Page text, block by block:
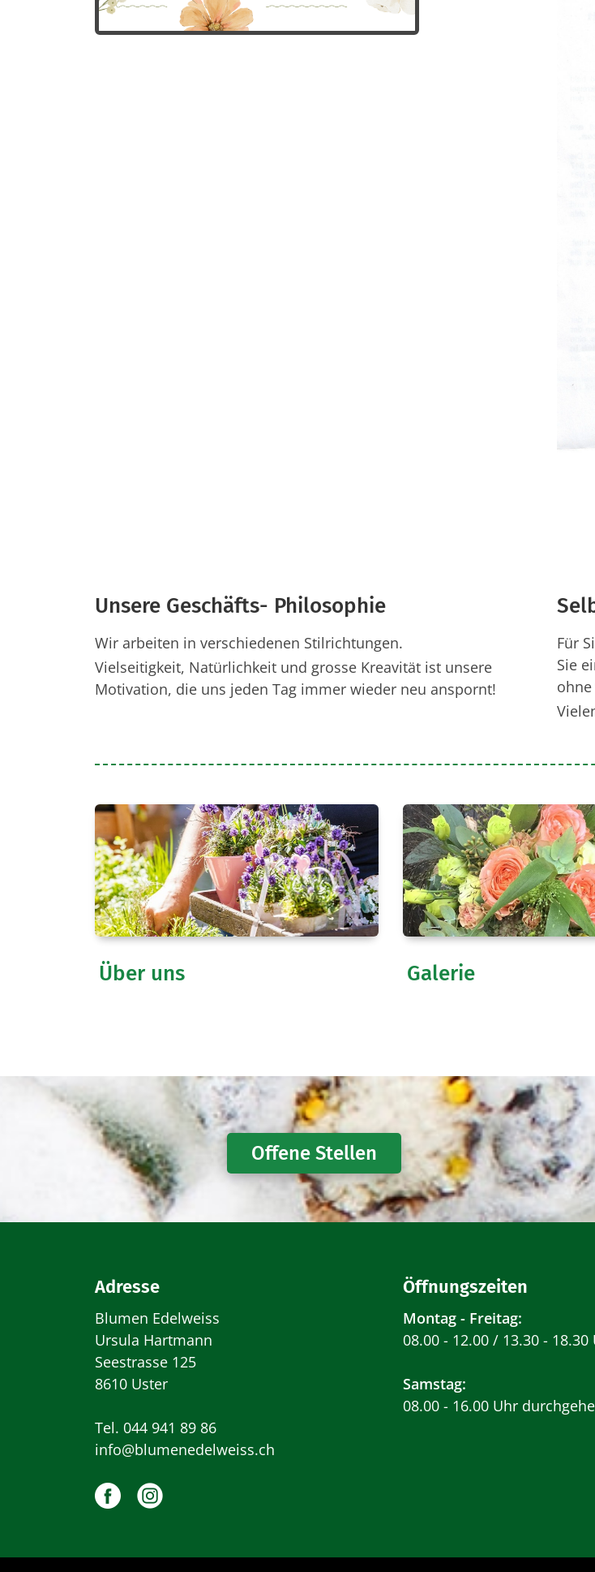
Unsere Geschäfts- Philosophie
Wir arbeiten in verschiedenen Stilrichtungen.
Vielseitigkeit, Natürlichkeit und grosse Kreavität ist unsere
Motivation, die uns jeden Tag immer wieder neu anspornt!
Für
Sie
Über uns Galerie
Offene Stellen
Adresse
Blumen Edelweiss
Ursula Hartmann
Seestrasse 125
8610 Uster
Tel. 044 941 89 86
info@blumenedelweiss.ch
Öffnungszeiten
Montag - Freitag:
08.00 - 12.00 / 13.30 - 18.30
Samstag:
08.00 - 16.00 Uhr